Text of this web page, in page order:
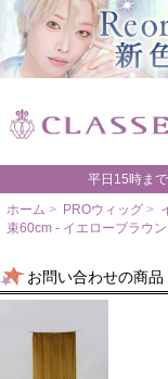
平日15時ま
ホーム > PROウィッグ >
束60cm - イエローブラウン
お問い合わせの商